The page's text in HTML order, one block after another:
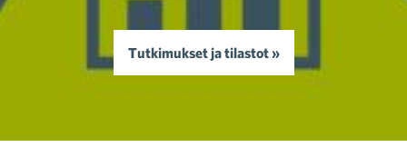
Tutkimukset ja tilastot »